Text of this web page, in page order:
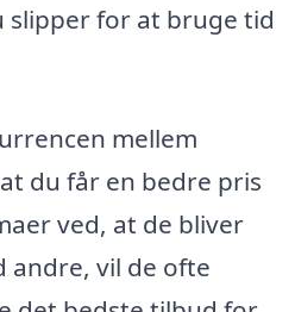
slipper for at bruge tid
mellem
du får en bedre pris
ved, at de bliver
andre, vil de ofte